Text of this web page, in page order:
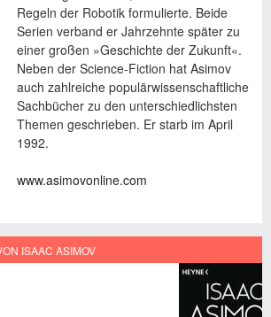
Regeln der Robotik formulierte. Beide
Serien verband er Jahrzehnte später zu
einer großen »Geschichte der Zukunft«.
Neben der Science-Fiction hat Asimov
auch zahlreiche populärwissenschaftliche
Sachbücher zu den unterschiedlichsten
Themen geschrieben. Er starb im April
1992.
www.asimovonline.com
ISAAC ASIMOV